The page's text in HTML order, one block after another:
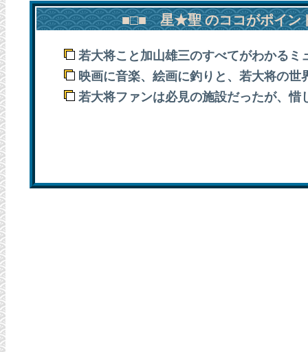
■□■ 星★聖 のココがポイン
若大将こと加山雄三のすべてがわかる
映画に音楽、絵画に釣りと、若大将の世
若大将ファンは必見の施設だったが、惜